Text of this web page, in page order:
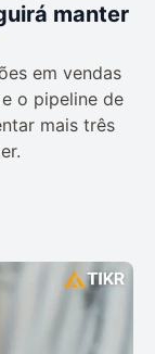
manter
em vendas
o pipeline de
mais três